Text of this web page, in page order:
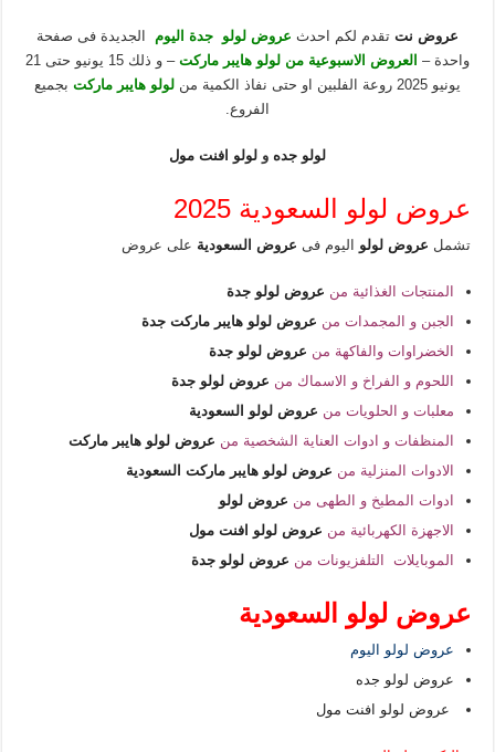
عروض نتتقدم لكم احدث عروض لولو جدة اليوم
الجديدة فى صفحة
واحدة – العروض الاسبوعية من لولو هايبر ماركت
– و ذلك 15 يونيو حتى 21
يونيو 2025 روعة الفلبين او حتى نفاذ الكمية من
لولو هايبر ماركت بجميع
الفروع.
لولو جدهو لولو افنت مول
عروض لولو السعودية 2025
تشمل عروض لولو اليوم فى عروض السعوديةعلى عروض
المنتجات الغذائية من عروض لولو جدة
الجبن و المجمدات من عروض لولو هايبر ماركت جدة
الخضراوات والفاكهة من عروض لولو جدة
اللحوم و الفراخ و الاسماك من عروض لولو جدة
معلبات و الحلويات من عروض لولو السعودية
المنظفات و ادوات العناية الشخصية من عروض لولو هايبر ماركت
الادوات المنزلية من عروض لولو هايبر ماركت السعودية
ادوات المطبخ و الطهى من عروض لولو
الاجهزة الكهربائية من عروض لولو افنت مول
الموبايلات التلفزيونات من عروض لولو جدة
عروض لولو السعودية
عروض لولو اليوم
عروض لولو جده
عروض لولو افنت مول